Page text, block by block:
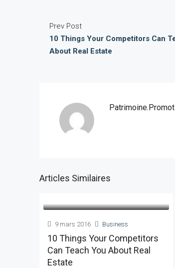
Prev Post
10 Things Your Competitors Can
About Real Estate
Articles Similaires
9 mars 2016 Business
10 Things Your Competitors
Can Teach You About Real
Estate